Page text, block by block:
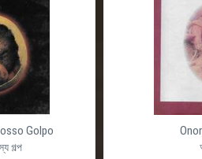
Golpo
গল্প